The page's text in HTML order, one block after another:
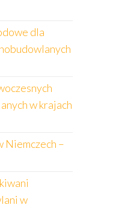
dla
w krajach
Niemczech –
w